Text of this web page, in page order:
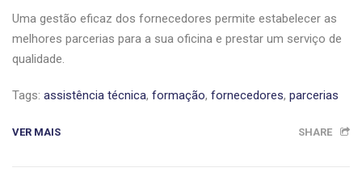
Uma gestão eficaz dos fornecedores permite estabelecer as
melhores parcerias para a sua oficina e prestar um serviço de
qualidade.
Tags: assistência técnica, formação, fornecedores, parcerias
VER MAIS SHARE